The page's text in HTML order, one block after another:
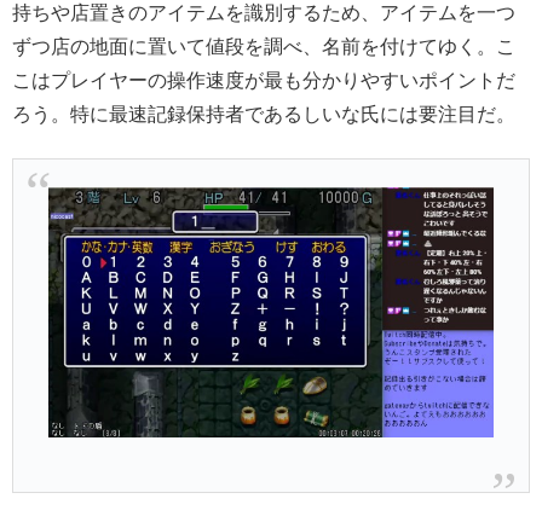
持ちや店置きのアイテムを識別するため、アイテムを一つ
ずつ店の地面に置いて値段を調べ、名前を付けてゆく。こ
こはプレイヤーの操作速度が最も分かりやすいポイントだ
ろう。特に最速記録保持者であるしいな氏には要注目だ。